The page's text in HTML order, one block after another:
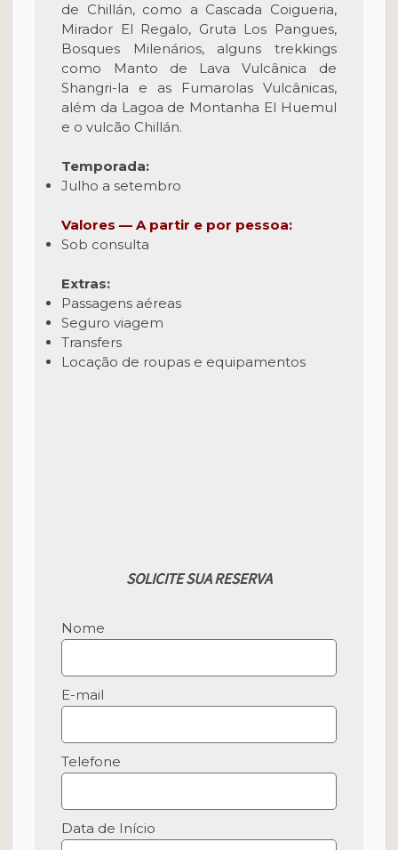
de Chillán, como a Cascada Coigueria,
Mirador El Regalo, Gruta Los Pangues,
Bosques Milenários, alguns trekkings
como Manto de Lava Vulcânica de
Shangri-la e as Fumarolas Vulcânicas,
além da Lagoa de Montanha El Huemul
e o vulcão Chillán.
Temporada:
Julho a setembro
Valores — A partir e por pessoa:
Sob consulta
Extras:
Passagens aéreas
Seguro viagem
Transfers
Locação de roupas e equipamentos
SOLICITE SUA RESERVA
Nome
E-mail
Telefone
Data de Início